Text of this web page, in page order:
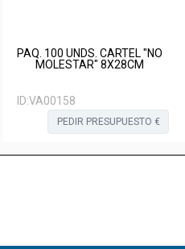
PAQ. 100 UNDS. CARTEL "NO
MOLESTAR" 8X28CM
ID:VA00158
PEDIR PRESUPUESTO €